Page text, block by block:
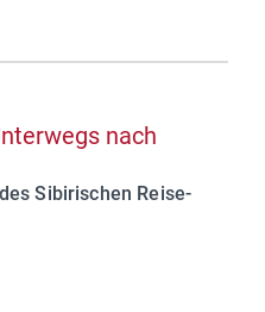
nach
Sibirischen Reise-